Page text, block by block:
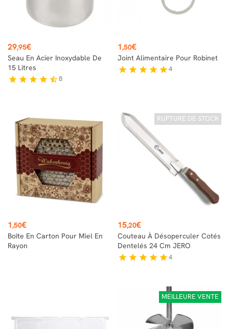
Prix
29,95€
Seau En Acier Inoxydable De
15 Litres
star star star star star_half8
Prix
1,50€
Joint Alimentaire Pour Robinet
star star star star star4
Prix
1,50€
Boîte En Carton Pour Miel En
Rayon
RUPTURE DE STOCK
Prix
15,20€
Couteau À Désoperculer Cotés
Dentelés 24 Cm JERO
star star star star star4
MEILLEURE VENTE